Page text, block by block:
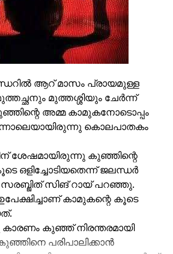
ആറ് മാസം പ്രായമുള്ള
മുത്തശ്ശിയും ചേര്‍ന്ന്
അമ്മ കാമുകനോടൊപ്പം
കൊലപാതകം
ശേഷമായിരുന്നു കുഞ്ഞിന്റെ
ഒളിച്ചോടിയതെന്ന് ജലന്ധര്‍
സിങ് റായ് പറഞ്ഞു.
കാമുകന്റെ കൂടെ
കുഞ്ഞ് നിരന്തരമായി
പരിപാലിക്കാന്‍